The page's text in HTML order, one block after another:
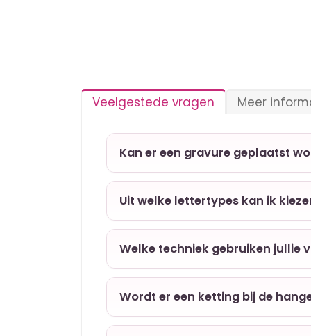
Veelgestede vragen
Kan er een gravure geplaatst
Uit welke lettertypes kan ik
Welke techniek gebruiken jullie
Wordt er een ketting bij de
Meer